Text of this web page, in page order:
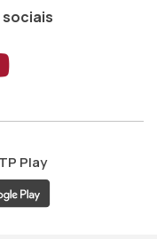
sociais
ao ao
Aceder
Play